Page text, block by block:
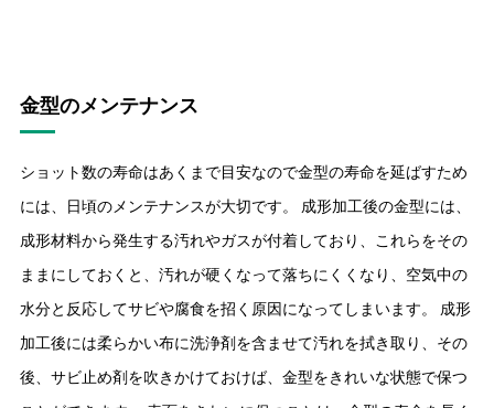
金型のメンテナンス
ショット数の寿命はあくまで目安なので金型の寿命を延ばすため
には、日頃のメンテナンスが大切です。 成形加工後の金型には、
成形材料から発生する汚れやガスが付着しており、これらをその
ままにしておくと、汚れが硬くなって落ちにくくなり、空気中の
水分と反応してサビや腐食を招く原因になってしまいます。 成形
加工後には柔らかい布に洗浄剤を含ませて汚れを拭き取り、その
後、サビ止め剤を吹きかけておけば、金型をきれいな状態で保つ